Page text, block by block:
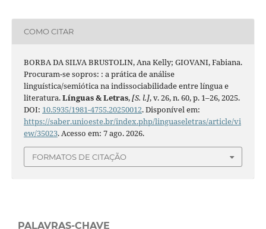
COMO CITAR
BORBA DA SILVA BRUSTOLIN, Ana Kelly; GIOVANI, Fabiana.
Procuram-se sopros: : a prática de análise
linguística/semiótica na indissociabilidade entre língua e
literatura.Línguas & Letras,[S. l.], v. 26, n. 60, p. 1–26, 2025.
DOI: 10.5935/1981-4755.20250012. Disponível em:
https://saber.unioeste.br/index.php/linguaseletras/article/vi
ew/35023. Acesso em: 7 ago. 2026.
FORMATOS DE CITAÇÃO
PALAVRAS-CHAVE